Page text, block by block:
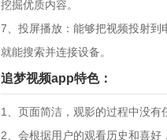
挖掘优质内容。
7、投屏播放：能够把视频投射到
就能搜索并连接设备。
追梦视频app特色：
1、页面简洁，观影的过程中没有
2、会根据用户的观看历史和喜好